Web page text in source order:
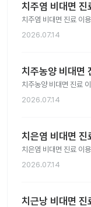
치주염 비대면
치주염 비대면 진료 이
2026.07.14
치주농양 비대면
치주농양 비대면 진료
2026.07.14
치은염 비대면
치은염 비대면 진료 이
2026.07.14
치근낭 비대면